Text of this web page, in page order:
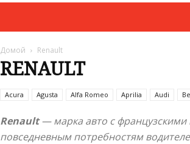
Домой Renault
RENAULT
Acura Agusta Alfa Romeo Aprilia Audi
Renault— марка авто с
повседневным потребностям